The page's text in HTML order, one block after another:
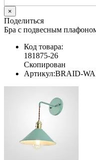
×
Поделиться
Бра с подвесным
Код товара:
181875-26
Скопирован
Артикул:BRAID-